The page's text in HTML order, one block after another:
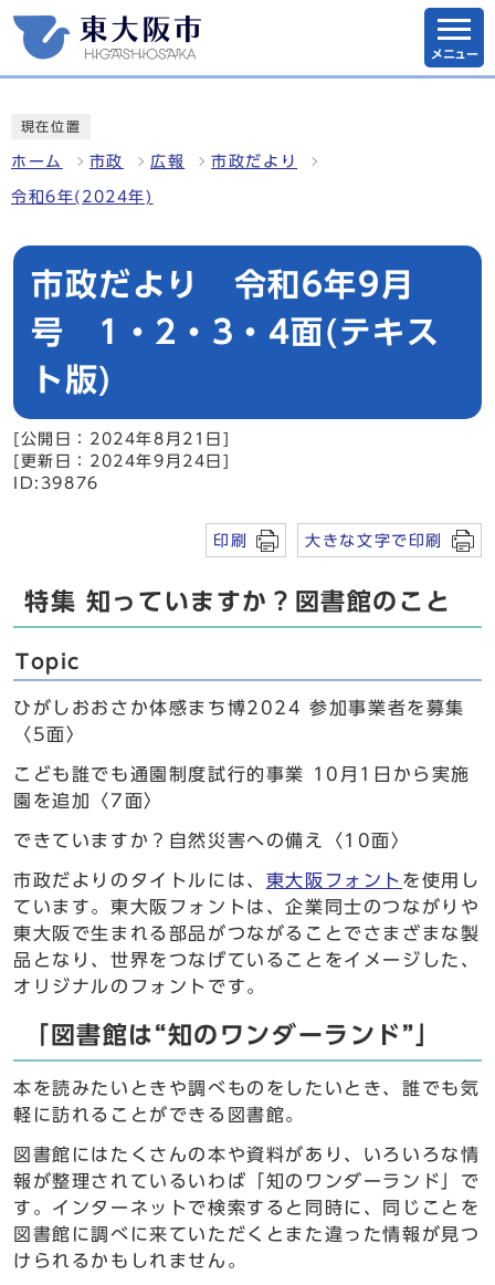
メニュー
現在位置
ホーム 市政 広報 市政だより
令和6年(2024年)
市政だより 令和6年9月
号 1・2・3・4面(テキス
ト版)
[公開日：2024年8月21日]
[更新日：2024年9月24日]
ID:39876
印刷 大きな文字で印刷
特集 知っていますか？図書館のこと
Topic
ひがしおおさか体感まち博2024 参加事業者を募集
〈5面〉
こども誰でも通園制度試行的事業 10月1日から実施
園を追加〈7面〉
できていますか？自然災害への備え〈10面〉
市政だよりのタイトルには、 東大阪フォント を使用し
ています。東大阪フォントは、企業同士のつながりや
東大阪で生まれる部品がつながることでさまざまな製
品となり、世界をつなげていることをイメージした、
オリジナルのフォントです。
「図書館は“知のワンダーランド”」
本を読みたいときや調べものをしたいとき、誰でも気
軽に訪れることができる図書館。
図書館にはたくさんの本や資料があり、いろいろな情
報が整理されているいわば「知のワンダーランド」で
す。インターネットで検索すると同時に、同じことを
図書館に調べに来ていただくとまた違った情報が見つ
けられるかもしれません。